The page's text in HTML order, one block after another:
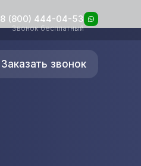
8 (800) 444-04-53
Звонок бесплатный
Заказать звонок